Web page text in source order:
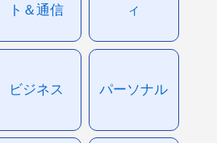
ト＆通信
ィ
ビジネス パーソナル